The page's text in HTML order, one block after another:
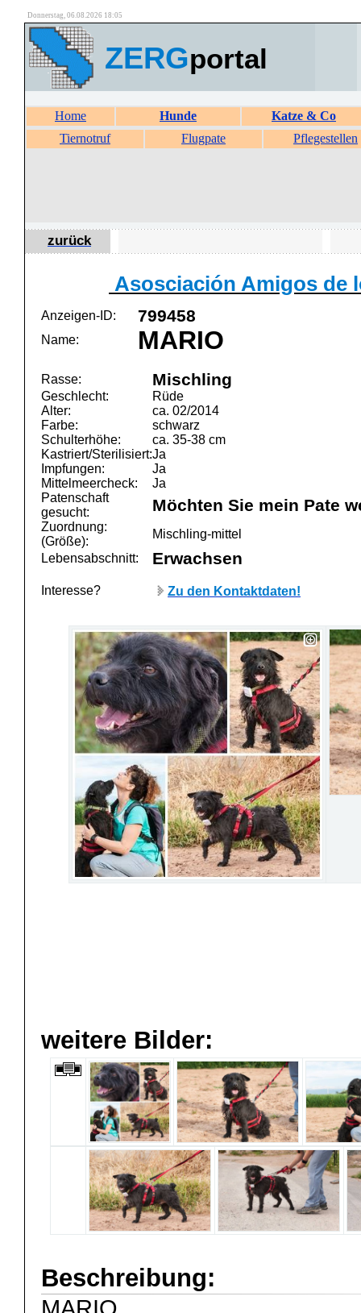
Donnerstag, 06.08.2026 18:05
ZERGportal
Home Hunde
Katze & Co
Tiernotruf
Flugpate Pflegestellen
zurück
Asosciación Amigos de
Anzeigen-ID: 799458
Name: MARIO
Rasse: Mischling
Geschlecht:
Rüde
Alter:
ca. 02/2014
Farbe:
schwarz
Schulterhöhe:
ca. 35-38 cm
Kastriert/Sterilisiert:Ja
Impfungen:
Ja
Mittelmeercheck:
Ja
Patenschaft
gesucht:
Möchten Sie mein Pate
Zuordnung:
(Größe):
Mischling-mittel
Lebensabschnitt:
Erwachsen
Interesse? Zu den Kontaktdaten!
weitere Bilder:
Beschreibung: